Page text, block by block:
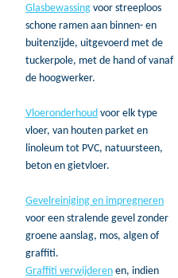
Glasbewassing voor streeploos
schone ramen aan binnen- en
buitenzijde, uitgevoerd met de
tuckerpole, met de hand of vanaf
de hoogwerker.
Vloeronderhoud voor elk type
vloer, van houten parket en
linoleum tot PVC, natuursteen,
beton en gietvloer.
Gevelreiniging en impregneren
voor een stralende gevel zonder
groene aanslag, mos, algen of
graffiti.
Graffiti verwijderen en, indien